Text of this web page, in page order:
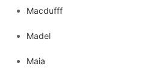
Macdufff
Madel
Maia